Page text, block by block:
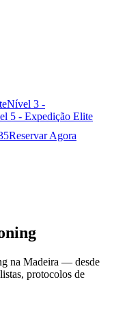
Nível 3 -
5 - Expedição Elite
Reservar Agora
na Madeira — desde
protocolos de